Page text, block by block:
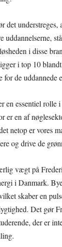
det understreges,
uddannelserne,
i disse
i top 10
for de uddannede
en essentiel rolle
er en af
netop er vores
og drive de
vægt på
i Danmark.
skaber en
Det gør
der er